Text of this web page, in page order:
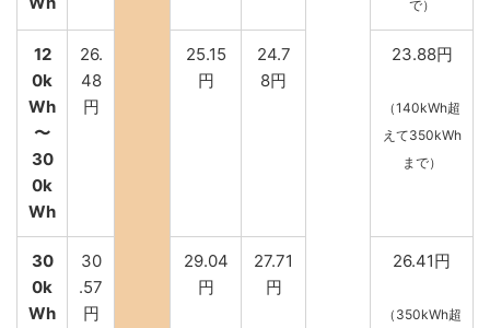
で）
12
0k
Wh
〜
30
0k
Wh
26.
48
円
25.15
円
24.7
8円
23.88円
（140kWh超
えて350kWh
まで）
30
0k
Wh
30
.57
円
29.04
円
27.71
円
26.41円
（350kWh超